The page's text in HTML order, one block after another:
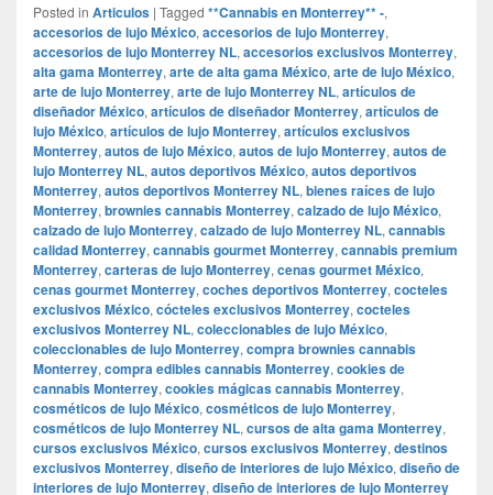
Posted in Articulos | Tagged **Cannabis en Monterrey** -,
accesorios de lujo México, accesorios de lujo Monterrey,
accesorios de lujo Monterrey NL, accesorios exclusivos Monterrey,
alta gama Monterrey, arte de alta gama México, arte de lujo México,
arte de lujo Monterrey, arte de lujo Monterrey NL, artículos de
diseñador México, artículos de diseñador Monterrey, artículos de
lujo México, artículos de lujo Monterrey, artículos exclusivos
Monterrey, autos de lujo México, autos de lujo Monterrey, autos de
lujo Monterrey NL, autos deportivos México, autos deportivos
Monterrey, autos deportivos Monterrey NL, bienes raíces de lujo
Monterrey, brownies cannabis Monterrey, calzado de lujo México,
calzado de lujo Monterrey, calzado de lujo Monterrey NL, cannabis
calidad Monterrey, cannabis gourmet Monterrey, cannabis premium
Monterrey, carteras de lujo Monterrey, cenas gourmet México,
cenas gourmet Monterrey, coches deportivos Monterrey, cocteles
exclusivos México, cócteles exclusivos Monterrey, cocteles
exclusivos Monterrey NL, coleccionables de lujo México,
coleccionables de lujo Monterrey, compra brownies cannabis
Monterrey, compra edibles cannabis Monterrey, cookies de
cannabis Monterrey, cookies mágicas cannabis Monterrey,
cosméticos de lujo México, cosméticos de lujo Monterrey,
cosméticos de lujo Monterrey NL, cursos de alta gama Monterrey,
cursos exclusivos México, cursos exclusivos Monterrey, destinos
exclusivos Monterrey, diseño de interiores de lujo México, diseño de
interiores de lujo Monterrey, diseño de interiores de lujo Monterrey